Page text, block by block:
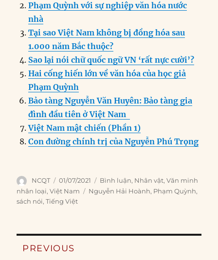
Phạm Quỳnh với sự nghiệp văn hóa nước
nhà
Tại sao Việt Nam không bị đồng hóa sau
1.000 năm Bắc thuộc?
Sao lại nói chữ quốc ngữ VN ‘rất nực cười’?
Hai cống hiến lớn về văn hóa của học giả
Phạm Quỳnh
Bảo tàng Nguyễn Văn Huyên: Bảo tàng gia
đình đầu tiên ở Việt Nam
Việt Nam mật chiến (Phần 1)
Con đường chính trị của Nguyễn Phú Trọng
Author
NCQT
Posted
on
01/07/2021 Categories
Bình luận, Nhân vật,Văn minh
nhân loại,Việt Nam Tags
Nguyễn Hải Hoành, Phạm Quỳnh,
sách nói,Tiếng Việt
Post
PREVIOUS